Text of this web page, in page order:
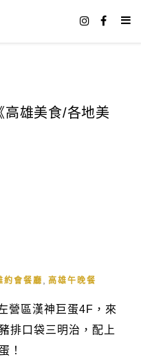
約會餐廳 高雄午晚餐
營區漢神巨蛋4F，來
排口袋三明治，配上
！